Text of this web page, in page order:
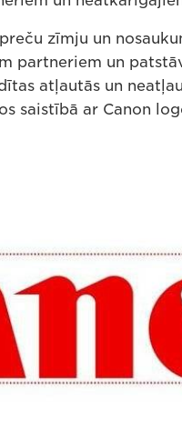
zīmju un
partneriem un
atļautās un
saistībā ar Canon